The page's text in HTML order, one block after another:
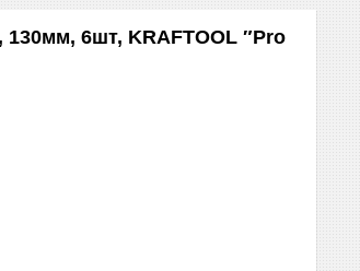
6шт, KRAFTOOL ″Pro